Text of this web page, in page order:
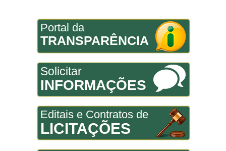
Portal da
TRANSPARÊNCIA
Solicitar
INFORMAÇÕES
Editais e Contratos de
LICITAÇÕES